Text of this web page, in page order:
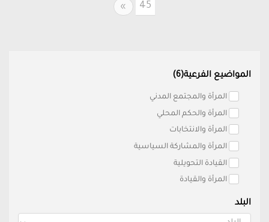
45
»
Next
المواضيع الفرعية(6)
المرأة والمجتمع المدني
المرأة والحكم المحلي
المرأة والانتخابات
المرأة والمشاركة السياسية
القيادة التحويلية
المرأة والقيادة
البلد